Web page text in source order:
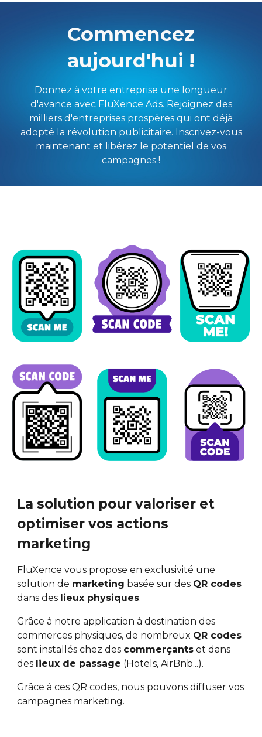
Commencez
aujourd'hui !
Donnez à votre entreprise une longueur
d'avance avec FluXence Ads. Rejoignez des
milliers d'entreprises prospères qui ont déjà
adopté la révolution publicitaire. Inscrivez-vous
maintenant et libérez le potentiel de vos
campagnes !
La solution pour valoriser et
optimiser vos actions
marketing
FluXence vous propose en exclusivité une
solution de marketing basée sur des QR codes
dans des lieux physiques.
Grâce à notre application à destination des
commerces physiques, de nombreux QR codes
sont installés chez des commerçants et dans
des lieux de passage (Hotels, AirBnb...).
Grâce à ces QR codes, nous pouvons diffuser vos
campagnes marketing.